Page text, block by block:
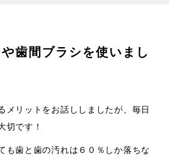
歯間ブラシを使いまし
メリットをお話ししましたが、毎日
切です！
も歯と歯の汚れは６０％しか落ちな